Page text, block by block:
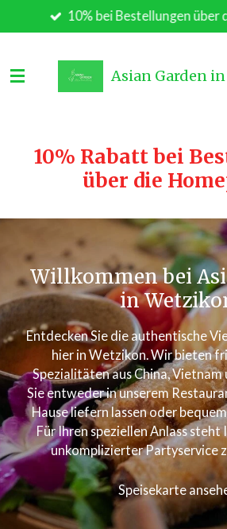
Hauptinhalt
10% bei Bestellungen über
Asian Garden
10% Rabatt bei
über die
Willkommen bei
in
Entdecken Sie die authentische
hier in Wetzikon. Wir bieten
Spezialitäten aus China, Vietnam
Sie entweder in unserem
Hause liefern lassen oder
Für Ihren speziellen Anlass steht
unkomplizierter Partyservice
Speisekarte